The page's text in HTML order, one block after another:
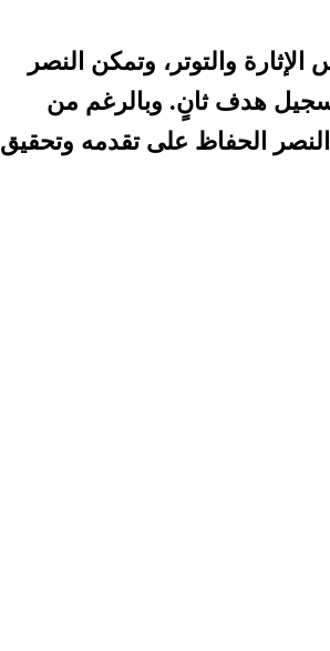
والتوتر، وتمكن النصر
التقدم في الدقيقة الـ 75 بتسجيل هدف ثانٍ. وبالرغم من
الحفاظ على تقدمه وتحقيق